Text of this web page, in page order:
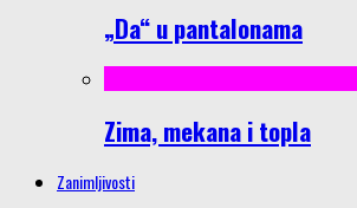
„Da“ u pantalonama
Zima, mekana i topla
Zanimljivosti